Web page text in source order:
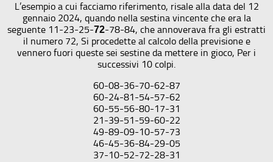
L’esempio a cui facciamo riferimento, risale alla data del 12
gennaio 2024, quando nella sestina vincente che era la
seguente 11-23-25-72-78-84, che annoverava fra gli estratti
il numero 72, Si procedette al calcolo della previsione e
vennero fuori queste sei sestine da mettere in gioco, Per i
successivi 10 colpi.
60-08-36-70-62-87
60-24-81-54-57-62
60-55-56-80-17-31
21-39-51-59-60-22
49-89-09-10-57-73
46-45-36-84-29-05
37-10-52-72-28-31